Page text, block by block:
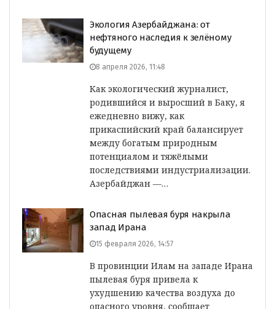
Экология Азербайджана: от
нефтяного наследия к зелёному
будущему
8 апреля 2026, 11:48
Как экологический журналист,
родившийся и выросший в Баку, я
ежедневно вижу, как
прикаспийский край балансирует
между богатым природным
потенциалом и тяжёлыми
последствиями индустриализации.
Азербайджан —…
Опасная пылевая буря накрыла
запад Ирана
15 февраля 2026, 14:57
В провинции Илам на западе Ирана
пылевая буря привела к
ухудшению качества воздуха до
опасного уровня, сообщает